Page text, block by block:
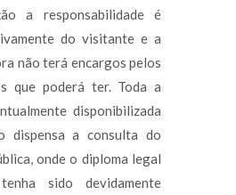
a responsabilidade é
do visitante e a
não terá encargos pelos
que poderá ter. Toda a
disponibilizada
dispensa a consulta do
onde o diploma legal
sido devidamente